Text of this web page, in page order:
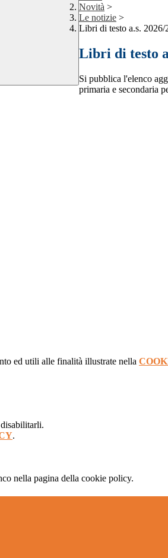
Novità >
Le notizie >
Libri di testo a.s. 2026/
Libri di testo
Si pubblica l'elenco
primaria e secondaria
ed utili alle finalità illustrate nella
.
nella pagina della cookie policy.